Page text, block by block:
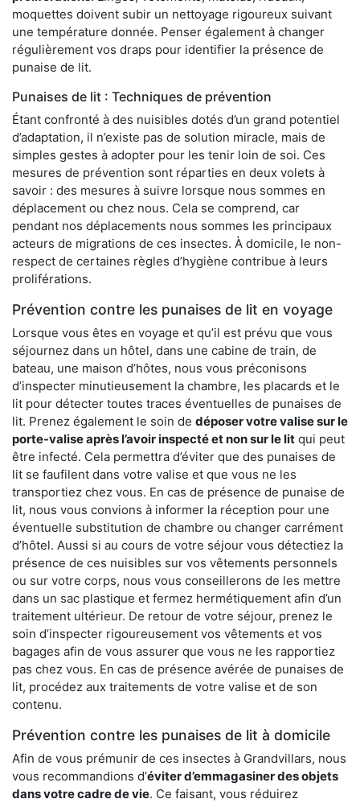
moquettes doivent subir un nettoyage rigoureux suivant
une température donnée. Penser également à changer
régulièrement vos draps pour identifier la présence de
punaise de lit.
Punaises de lit : Techniques de prévention
Étant confronté à des nuisibles dotés d’un grand potentiel
d’adaptation, il n’existe pas de solution miracle, mais de
simples gestes à adopter pour les tenir loin de soi. Ces
mesures de prévention sont réparties en deux volets à
savoir : des mesures à suivre lorsque nous sommes en
déplacement ou chez nous. Cela se comprend, car
pendant nos déplacements nous sommes les principaux
acteurs de migrations de ces insectes. À domicile, le non-
respect de certaines règles d’hygiène contribue à leurs
proliférations.
Prévention contre les punaises de lit en voyage
Lorsque vous êtes en voyage et qu’il est prévu que vous
séjournez dans un hôtel, dans une cabine de train, de
bateau, une maison d’hôtes, nous vous préconisons
d’inspecter minutieusement la chambre, les placards et le
lit pour détecter toutes traces éventuelles de punaises de
lit. Prenez également le soin de déposer votre valise sur le
porte-valise après l’avoir inspecté et non sur le lit qui peut
être infecté. Cela permettra d’éviter que des punaises de
lit se faufilent dans votre valise et que vous ne les
transportiez chez vous. En cas de présence de punaise de
lit, nous vous convions à informer la réception pour une
éventuelle substitution de chambre ou changer carrément
d’hôtel. Aussi si au cours de votre séjour vous détectiez la
présence de ces nuisibles sur vos vêtements personnels
ou sur votre corps, nous vous conseillerons de les mettre
dans un sac plastique et fermez hermétiquement afin d’un
traitement ultérieur. De retour de votre séjour, prenez le
soin d’inspecter rigoureusement vos vêtements et vos
bagages afin de vous assurer que vous ne les rapportiez
pas chez vous. En cas de présence avérée de punaises de
lit, procédez aux traitements de votre valise et de son
contenu.
Prévention contre les punaises de lit à domicile
Afin de vous prémunir de ces insectes à Grandvillars, nous
vous recommandions d’éviter d’emmagasiner des objets
dans votre cadre de vie. Ce faisant, vous réduirez